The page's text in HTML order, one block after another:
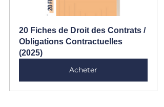
20 Fiches de Droit des Contrats /
Obligations Contractuelles
(2025)
Acheter